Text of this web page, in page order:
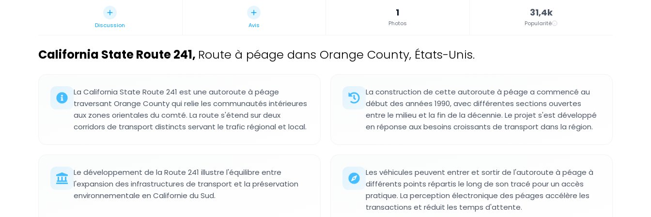
Discussion Avis
1
Photos
31,4k
Popularité
California State Route 241, Route à péage dans Orange County, États-Unis.
La California State Route 241 est une autoroute à péage
traversant Orange County qui relie les communautés intérieures
aux zones orientales du comté. La route s'étend sur deux
corridors de transport distincts servant le trafic régional et local.
La construction de cette autoroute à péage a commencé au
début des années 1990, avec différentes sections ouvertes
entre le milieu et la fin de la décennie. Le projet s'est développé
en réponse aux besoins croissants de transport dans la région.
Le développement de la Route 241 illustre l'équilibre entre
l'expansion des infrastructures de transport et la préservation
environnementale en Californie du Sud.
Les véhicules peuvent entrer et sortir de l'autoroute à péage à
différents points répartis le long de son tracé pour un accès
pratique. La perception électronique des péages accélère les
transactions et réduit les temps d'attente.